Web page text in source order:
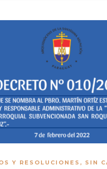
Y RESOLUCIONES , SIN